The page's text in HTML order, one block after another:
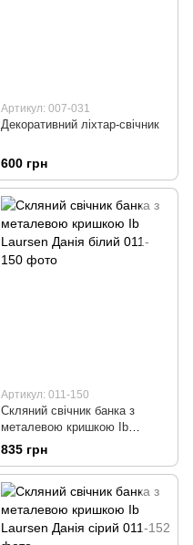
Артикул: 007-031
Декоративний ліхтар-свічник
600 грн
Артикул: 011-150
Скляний свічник банка з
металевою кришкою Ib
Laursen Данія білий
835 грн